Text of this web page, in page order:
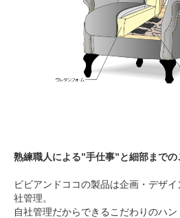
熟練職人による”手仕事”と細部までの
ビビアンドココの製品は企画・デザ
社管理。
自社管理だからできるこだわりのハン